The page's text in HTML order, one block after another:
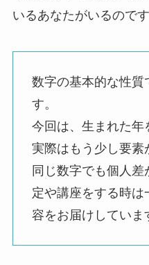
いるあなたがいるのです
数字の基本的な性質
す。
今回は、生まれた年
実際はもう少し要素
同じ数字でも個人
定や講座をする時
容をお届けしていま